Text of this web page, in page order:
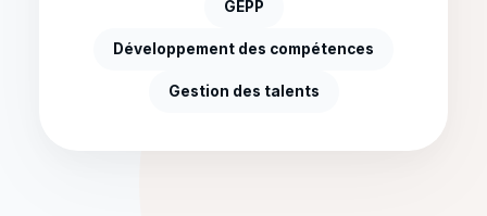
GEPP
Développement des compétences
Gestion des talents